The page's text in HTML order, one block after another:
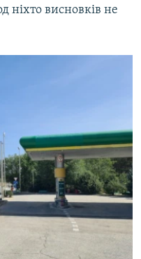
ніхто висновків не